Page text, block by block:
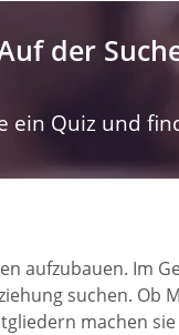
der
ein Quiz und
aufzubauen. Im
suchen.
machen